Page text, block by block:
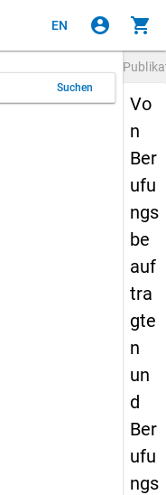
EN account_circle shopping_cart
Suchen
Vo
n
Ber
ufu
ngs
be
auf
tra
gte
n
un
d
Ber
ufu
ngs